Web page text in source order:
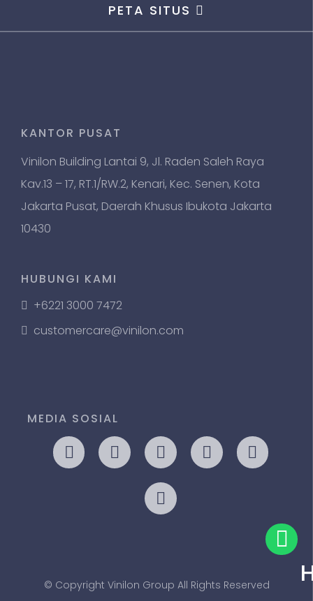
PETA SITUS
KANTOR PUSAT
Vinilon Building Lantai 9, Jl. Raden Saleh Raya
Kav.13 – 17, RT.1/RW.2, Kenari, Kec. Senen, Kota
Jakarta Pusat, Daerah Khusus Ibukota Jakarta
10430
HUBUNGI KAMI
+6221 3000 7472
customercare@vinilon.com
MEDIA SOSIAL
© Copyright Vinilon Group All Rights Reserved